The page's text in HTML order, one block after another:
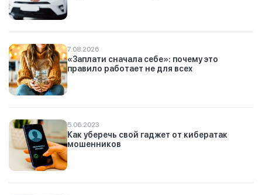
7.08.2026
«Заплати сначала себе»: почему это
правило работает не для всех
5.06.2023
Как уберечь свой гаджет от кибератак
мошенников